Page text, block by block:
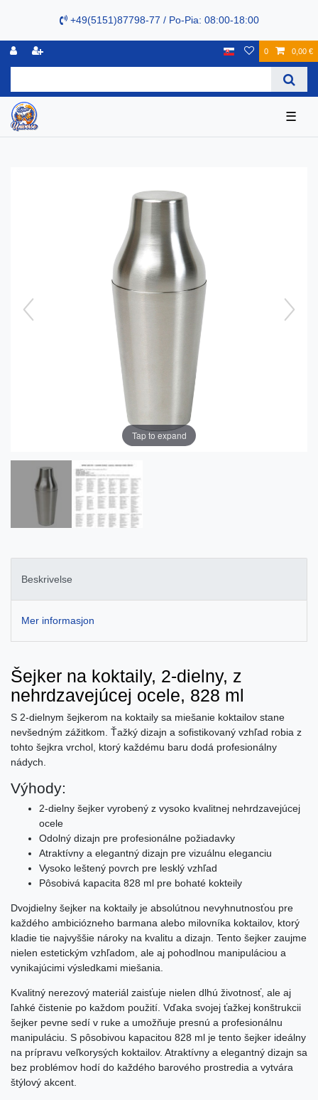
+49(5151)87798-77 / Po-Pia: 08:00-18:00
0 0,00 €
☰
Tap to expand
Beskrivelse
Mer informasjon
Šejker na koktaily, 2-dielny, z
nehrdzavejúcej ocele, 828 ml
S 2-dielnym šejkerom na koktaily sa miešanie koktailov stane
nevšedným zážitkom. Ťažký dizajn a sofistikovaný vzhľad robia z
tohto šejkra vrchol, ktorý každému baru dodá profesionálny
nádych.
Výhody:
2-dielny šejker vyrobený z vysoko kvalitnej nehrdzavejúcej
ocele
Odolný dizajn pre profesionálne požiadavky
Atraktívny a elegantný dizajn pre vizuálnu eleganciu
Vysoko leštený povrch pre lesklý vzhľad
Pôsobivá kapacita 828 ml pre bohaté kokteily
Dvojdielny šejker na koktaily je absolútnou nevyhnutnosťou pre
každého ambiciózneho barmana alebo milovníka koktailov, ktorý
kladie tie najvyššie nároky na kvalitu a dizajn. Tento šejker zaujme
nielen estetickým vzhľadom, ale aj pohodlnou manipuláciou a
vynikajúcimi výsledkami miešania.
Kvalitný nerezový materiál zaisťuje nielen dlhú životnosť, ale aj
ľahké čistenie po každom použití. Vďaka svojej ťažkej konštrukcii
šejker pevne sedí v ruke a umožňuje presnú a profesionálnu
manipuláciu. S pôsobivou kapacitou 828 ml je tento šejker ideálny
na prípravu veľkorysých koktailov. Atraktívny a elegantný dizajn sa
bez problémov hodí do každého barového prostredia a vytvára
štýlový akcent.